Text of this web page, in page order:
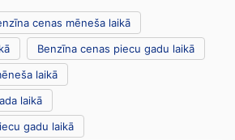
cenas mēneša laikā
Benzīna cenas piecu gadu laikā
laikā
laikā
gadu laikā